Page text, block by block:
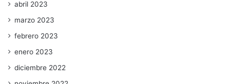
abril 2023
marzo 2023
febrero 2023
enero 2023
diciembre 2022